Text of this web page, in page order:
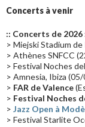
Groupe de Recherche
Passages radio
Les concerts en Chine
Synthé Roland(15)
(14)
Tournée 2025(14)
Concerts à venir
:: Concerts de 2026
> Miejski Stadium
> Athènes SNFCC
> Festival Noches
> Amnesia, Ibiza
> FAR de Valence
> Festival Noches
> Jazz Open à
> Festival Starlite